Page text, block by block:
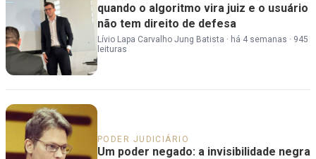
quando o algoritmo vira juiz e o usuário
não tem direito de defesa
Lívio Lapa Carvalho Jung Batista · há 4 semanas · 945
leituras
PODER JUDICIÁRIO
Um poder negado: a invisibilidade negra